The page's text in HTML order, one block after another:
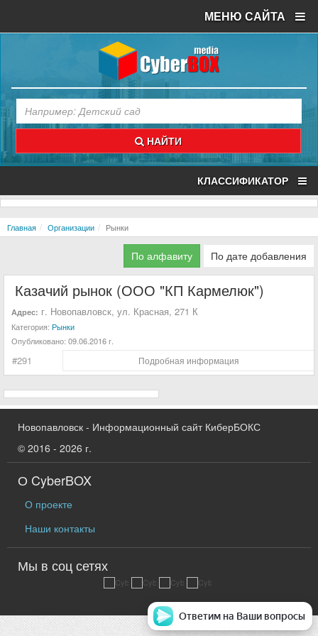
МЕНЮ САЙТА
НАЙТИ
КЛАССИФИКАТОР
Главная Организации Рынки
По алфавиту По дате добавления
Казачий рынок (ООО "КП Кармелюк")
#291
Адрес: г. Новопавловск, ул. Красная, 271 К
Категория: Рынки
Опубликовано: 09.06.2016 г.
Подробная информация
Новопавловск - Информационный сайт КиберБОКС
© 2016 - 2026 г.
О CyberBOX
О проекте
Наши контакты
Мы в соц сетях
Ответим на Ваши вопросы